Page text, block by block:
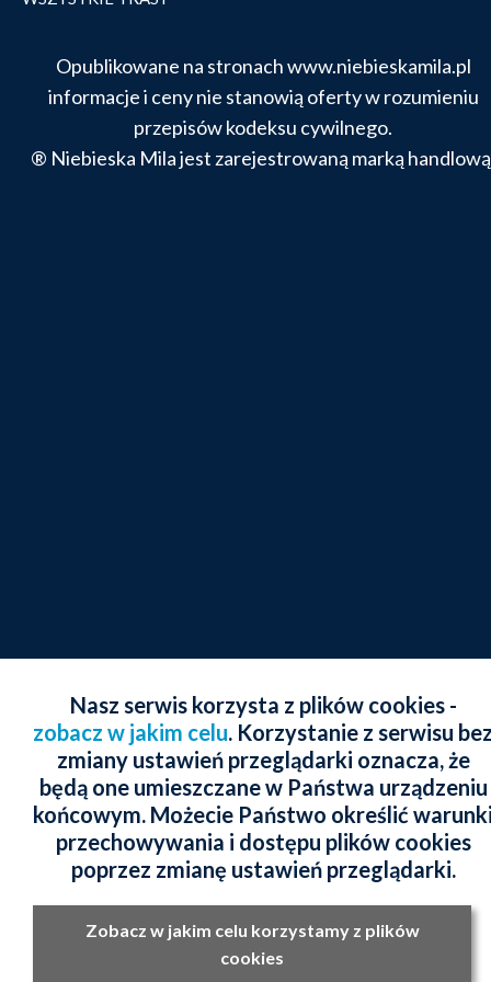
Opublikowane na stronach www.niebieskamila.pl
informacje i ceny nie stanowią oferty w rozumieniu
przepisów kodeksu cywilnego.
® Niebieska Mila jest zarejestrowaną marką
Nasz serwis korzysta z plików cookies -
zobacz w jakim celu. Korzystanie z serwisu
zmiany ustawień przeglądarki oznacza, że
będą one umieszczane w Państwa urządzeniu
końcowym. Możecie Państwo określić
przechowywania i dostępu plików cookies
poprzez zmianę ustawień przeglądarki.
Zobacz w jakim celu korzystamy z plików
cookies